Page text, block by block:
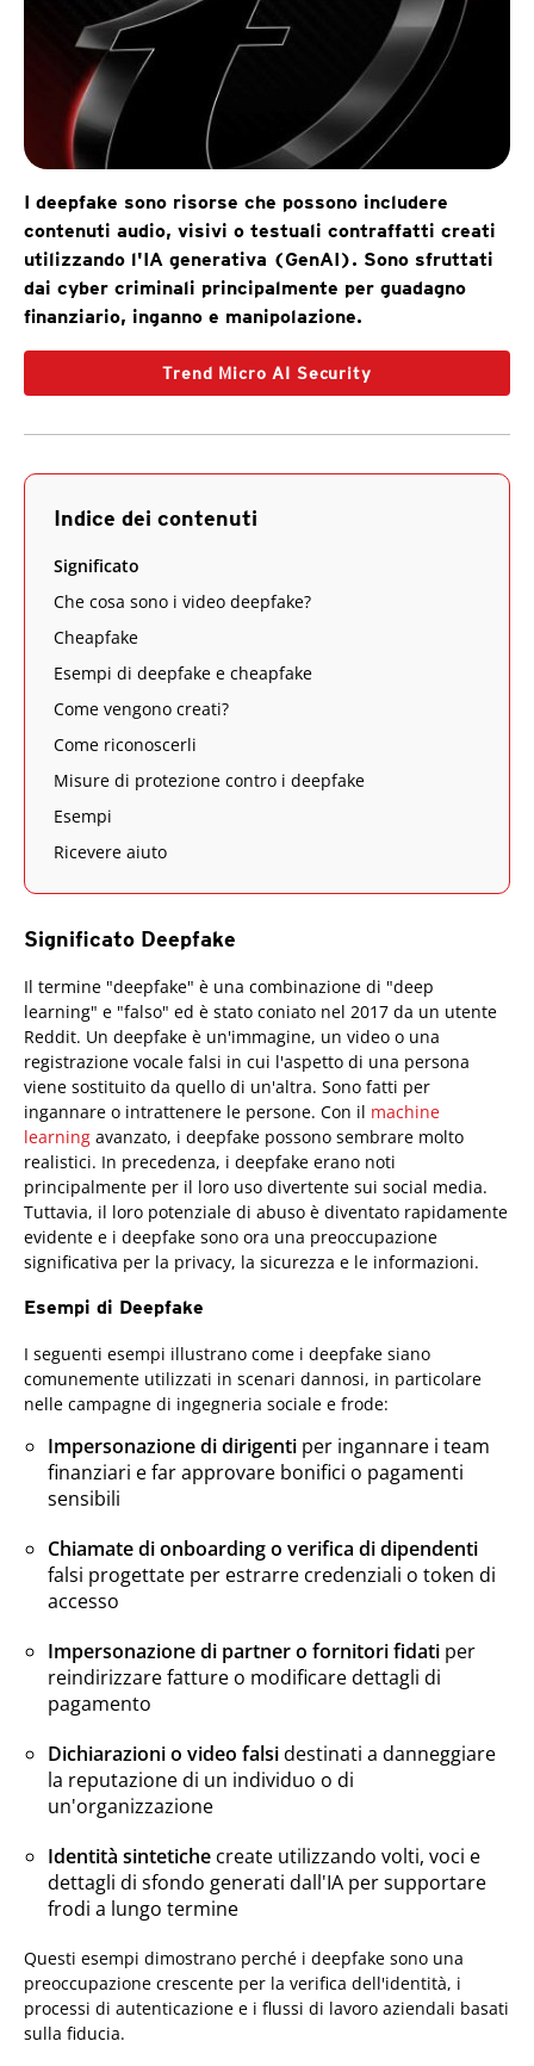
I deepfake sono risorse che possono includere
contenuti audio, visivi o testuali contraffatti creati
utilizzando l'IA generativa (GenAI). Sono sfruttati
dai cyber criminali principalmente per guadagno
finanziario, inganno e manipolazione.
Trend Micro AI Security
Indice dei contenuti
Significato
Che cosa sono i video deepfake?
Cheapfake
Esempi di deepfake e cheapfake
Come vengono creati?
Come riconoscerli
Misure di protezione contro i deepfake
Esempi
Ricevere aiuto
Significato Deepfake
Il termine "deepfake" è una combinazione di "deep
learning" e "falso" ed è stato coniato nel 2017 da un utente
Reddit. Un deepfake è un'immagine, un video o una
registrazione vocale falsi in cui l'aspetto di una persona
viene sostituito da quello di un'altra. Sono fatti per
ingannare o intrattenere le persone. Con il machine
learning avanzato, i deepfake possono sembrare molto
realistici. In precedenza, i deepfake erano noti
principalmente per il loro uso divertente sui social media.
Tuttavia, il loro potenziale di abuso è diventato rapidamente
evidente e i deepfake sono ora una preoccupazione
significativa per la privacy, la sicurezza e le informazioni.
Esempi di Deepfake
I seguenti esempi illustrano come i deepfake siano
comunemente utilizzati in scenari dannosi, in particolare
nelle campagne di ingegneria sociale e frode:
Impersonazione di dirigenti per ingannare i team
finanziari e far approvare bonifici o pagamenti
sensibili
Chiamate di onboarding o verifica di dipendenti
falsi progettate per estrarre credenziali o token di
accesso
Impersonazione di partner o fornitori fidati per
reindirizzare fatture o modificare dettagli di
pagamento
Dichiarazioni o video falsidestinati a danneggiare
la reputazione di un individuo o di
un'organizzazione
Identità sintetiche create utilizzando volti, voci e
dettagli di sfondo generati dall'IA per supportare
frodi a lungo termine
Questi esempi dimostrano perché i deepfake sono una
preoccupazione crescente per la verifica dell'identità, i
processi di autenticazione e i flussi di lavoro aziendali basati
sulla fiducia.